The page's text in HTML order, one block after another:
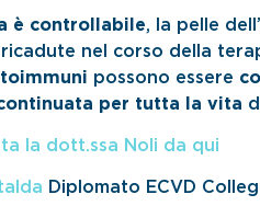
è controllabile, la pelle
nel corso della
possono essere
per tutta la vita
la dott.ssa Noli da qui
Diplomato ECVD